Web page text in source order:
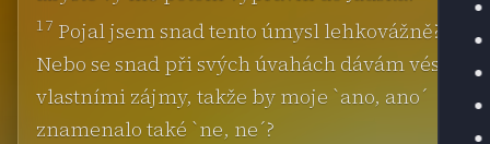
17 Pojal jsem snad tento úmysl lehkovážně?
Nebo se snad při svých úvahách dávám vést
vlastními zájmy, takže by moje `ano, ano´
znamenalo také `ne, ne´?